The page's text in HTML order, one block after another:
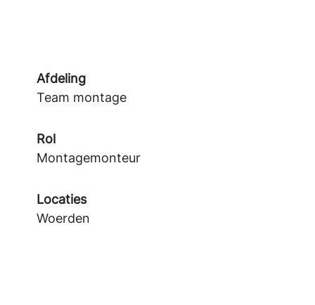
Afdeling
Team montage
Rol
Montagemonteur
Locaties
Woerden